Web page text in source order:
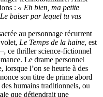
: « Eh bien, ma petite
baiser par lequel tu vas
au personnage récurrent
Le Temps de la haine, est
ce thriller science-fictionnel
Le drame personnel
l’on se heurte à des
son titre de prime abord
humains traditionnels, ou
que détiendrait une